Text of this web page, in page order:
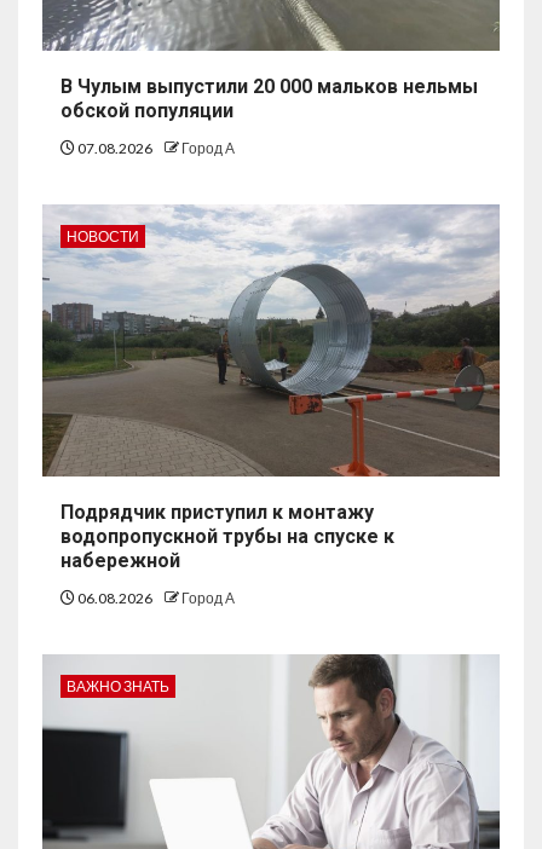
В Чулым выпустили 20 000 мальков нельмы
обской популяции
07.08.2026 Город А
НОВОСТИ
Подрядчик приступил к монтажу
водопропускной трубы на спуске к
набережной
06.08.2026 Город А
ВАЖНО ЗНАТЬ